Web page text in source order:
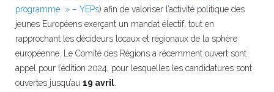
programme » – YEPs) afin de valoriser l’activité politique des
jeunes Européens exerçant un mandat électif, tout en
rapprochant les décideurs locaux et régionaux de la sphère
européenne. Le Comité des Régions a récemment ouvert sont
appel pour l’édition 2024, pour lesquelles les candidatures sont
ouvertes jusqu’au 19 avril